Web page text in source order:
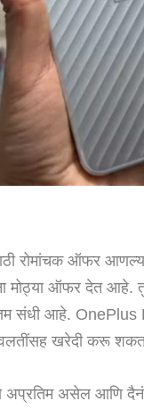
रोमांचक ऑफर
मोठ्या ऑफर देत आहे.
संधी आहे.
खरेदी करू
अप्रतिम असेल आणि